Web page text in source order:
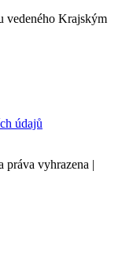
vedeného Krajským
údajů
práva vyhrazena |